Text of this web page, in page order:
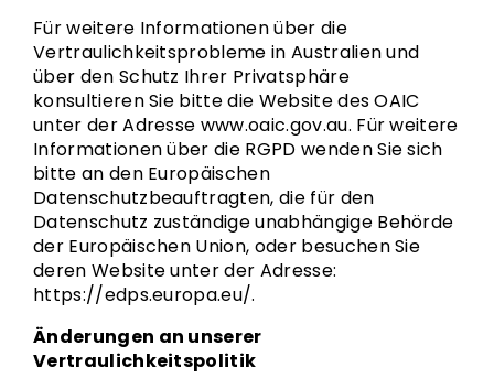
Für weitere Informationen über die
Vertraulichkeitsprobleme in Australien und
über den Schutz Ihrer Privatsphäre
konsultieren Sie bitte die Website des OAIC
unter der Adresse www.oaic.gov.au. Für weitere
Informationen über die RGPD wenden Sie sich
bitte an den Europäischen
Datenschutzbeauftragten, die für den
Datenschutz zuständige unabhängige Behörde
der Europäischen Union, oder besuchen Sie
deren Website unter der Adresse:
https://edps.europa.eu/.
Änderungen an unserer
Vertraulichkeitspolitik